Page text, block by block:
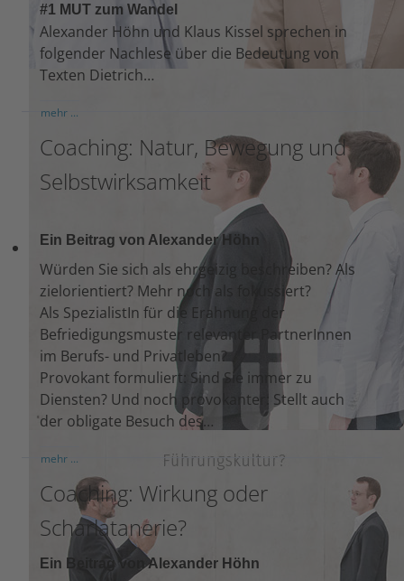
#1 MUT zum Wandel
Alexander Höhn und Klaus Kissel sprechen in
folgender Nachlese über die Bedeutung von
Texten Dietrich…
mehr ...
Coaching: Natur, Bewegung und
Selbstwirksamkeit
Ein Beitrag von Alexander Höhn
Würden Sie sich als ehrgeizig beschreiben? Als
zielorientiert? Mehr noch als fokussiert?
Als SpezialistIn für die Erahnung der
Befriedigungsmuster relevanter PartnerInnen
im Berufs- und Privatleben?
Provokant formuliert: Sind Sie immer zu
Diensten? Und noch provokanter: Stellt auch
der obligate Besuch des…
mehr ...
Coaching: Wirkung oder
Scharlatanerie?
Ein Beitrag von Alexander Höhn